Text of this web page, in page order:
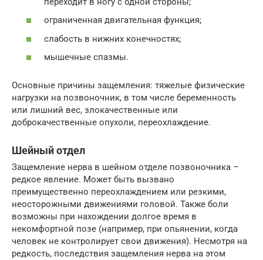
ограниченная двигательная функция;
слабость в нижних конечностях;
мышечные спазмы.
Основные причины защемления: тяжелые физические
нагрузки на позвоночник, в том числе беременность
или лишний вес, злокачественные или
доброкачественные опухоли, переохлаждение.
Шейный отдел
Защемление нерва в шейном отделе позвоночника –
редкое явление. Может быть вызвано
преимущественно переохлаждением или резкими,
неосторожными движениями головой. Также боли
возможны при нахождении долгое время в
некомфортной позе (например, при опьянении, когда
человек не контролирует свои движения). Несмотря на
редкость, последствия защемления нерва на этом